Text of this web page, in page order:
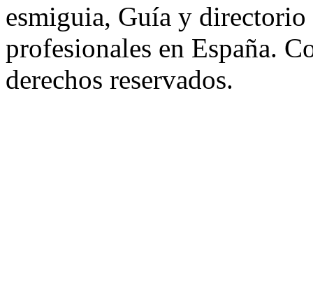
esmiguia, Guía y directorio
profesionales en España.
derechos reservados.